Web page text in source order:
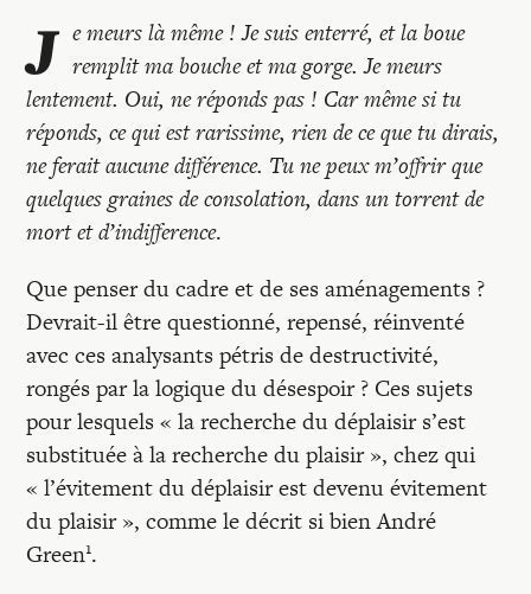
Recherches
Entretiens
Revues
Colloque
Mon panier
Mon compte
J e meurs là même ! Je suis enterré, et la boue
remplit ma bouche et ma gorge. Je meurs
lentement. Oui, ne réponds pas ! Car même si tu
réponds, ce qui est rarissime, rien de ce que tu dirais,
ne ferait aucune différence. Tu ne peux m’offrir que
quelques graines de consolation, dans un torrent de
mort et d’indifference.
Que penser du cadre et de ses aménagements ?
Devrait-il être questionné, repensé, réinventé
avec ces analysants pétris de destructivité,
rongés par la logique du désespoir ? Ces sujets
pour lesquels « la recherche du déplaisir s’est
substituée à la recherche du plaisir », chez qui
« l’évitement du déplaisir est devenu évitement
du plaisir », comme le décrit si bien André
Green1.